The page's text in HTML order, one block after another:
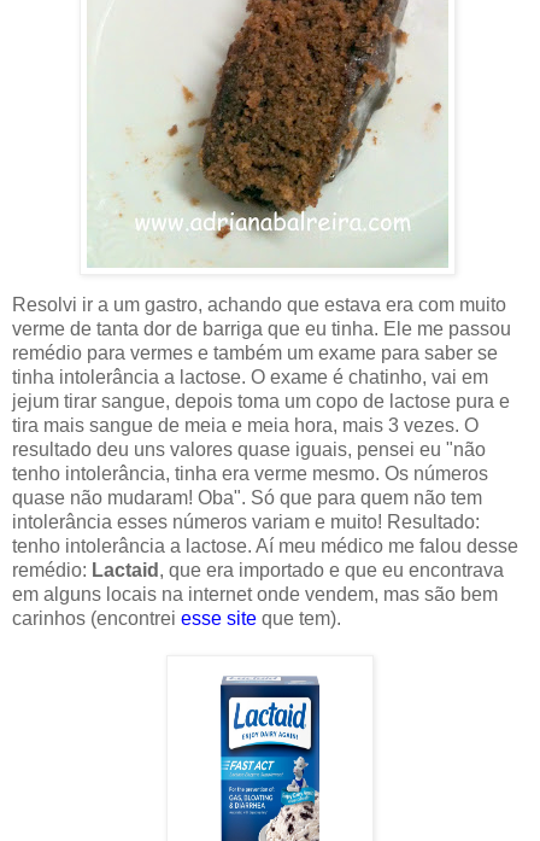
Resolvi ir a um gastro, achando que estava era com muito
verme de tanta dor de barriga que eu tinha. Ele me passou
remédio para vermes e também um exame para saber se
tinha intolerância a lactose. O exame é chatinho, vai em
jejum tirar sangue, depois toma um copo de lactose pura e
tira mais sangue de meia e meia hora, mais 3 vezes. O
resultado deu uns valores quase iguais, pensei eu "não
tenho intolerância, tinha era verme mesmo. Os números
quase não mudaram! Oba". Só que para quem não tem
intolerância esses números variam e muito! Resultado:
tenho intolerância a lactose. Aí meu médico me falou desse
remédio: Lactaid , que era importado e que eu encontrava
em alguns locais na internet onde vendem, mas são bem
carinhos (encontrei esse site que tem).